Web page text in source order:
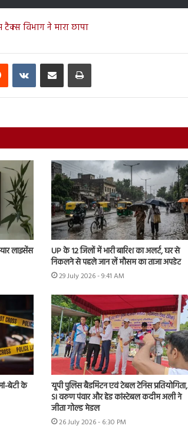
विभाग ने मारा छापा
Reddit VKontakteShare via Email Print
लाइसेंस
UP के 12 जिलों में भारी बारिश का अलर्ट, घर से
निकलने से पहले जान लें मौसम का ताजा अपडेट
29 July 2026 - 9:41 AM
बेटी के
यूपी पुलिस बैडमिंटन एवं टेबल टेनिस प्रतियोगिता,
SI वरुण पंवार और हेड कांस्टेबल कदीम अली ने
जीता गोल्ड मेडल
26 July 2026 - 6:30 PM